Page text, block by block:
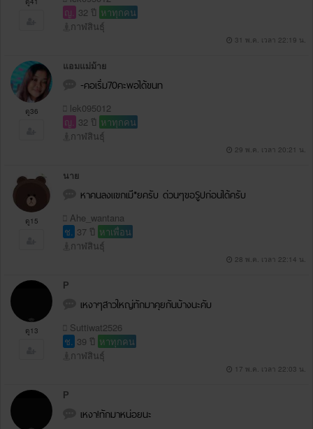
ญ. 32 ปี หาทุกคน
กาฬสินธุ์
31 พ.ค. เวลา 22:19 น.
ดู36
แอมแม่ม้าย
-คอเริ่ม70คะพอได้ขนท
lek095012
ญ. 32 ปี หาทุกคน
กาฬสินธุ์
29 พ.ค. เวลา 20:21 น.
ดู15
นาย
หาคนลงแขกเมี*ยครับ ด่วนๆขอSูปก่อนได้ครับ
Ahe_wantana
ช. 37 ปี หาเพื่อน
กาฬสินธุ์
28 พ.ค. เวลา 22:14 น.
ดู13
P
เหงาๆสาวใหญ่ทักมาคุยกันบ้างนะคับ
Suttiwat2526
ช. 39 ปี หาทุกคน
กาฬสินธุ์
17 พ.ค. เวลา 22:03 น.
P
เหงา!ทักมาหน่อยนะ